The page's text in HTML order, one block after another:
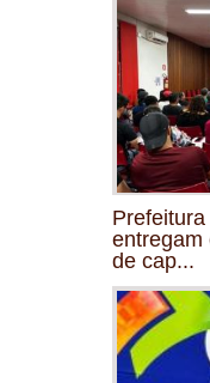
entregam
de cap...